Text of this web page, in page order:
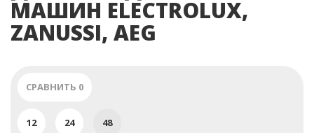
МАШИН ELECTROLUX,
ZANUSSI, AEG
СРАВНИТЬ 0
12 24 48